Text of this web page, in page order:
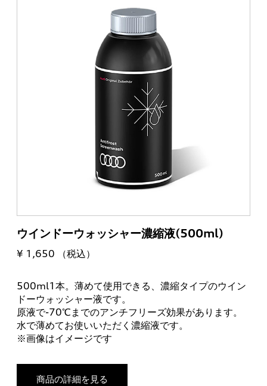
ウインドーウォッシャー濃縮液(500ml)
¥ 1,650 （税込）
500ml1本。薄めて使用できる、濃縮タイプのウイン
ドーウォッシャー液です。
原液で-70℃までのアンチフリーズ効果があります。
水で薄めてお使いいただく濃縮液です。
※画像はイメージです
商品の詳細を見る